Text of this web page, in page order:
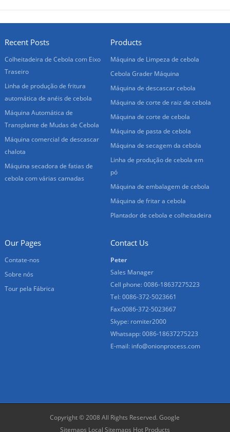
Recent Posts
Colheitadeira de Cebola com Eixo
Traseiro
Linha de produção de fritura
automática de anéis de cebola
Máquina Automática de
Transplante de Mudas de Cebola
Máquina comercial de descascar
chalota
Máquina secadora de fatias de
cebola com várias camadas
Products
Máquina de Limpeza de cebola
Cebola Grader Máquina
Máquina de descascar cebola
Máquina de corte de raiz de cebola
Máquina de corte de cebola
Máquina de pasta de cebola
Máquina de secagem da cebola
Linha de produção de cebola em
pó
Máquina de embalagem de cebola
Máquina de fritar a cebola
Plantador de cebola e colheitadeira
Our Pages
Contate-nos
Sobre nós
Tour pela Fábrica
Contact Us
Peter
Sales Manager
Cell phone: 0086-18637275223
Tel: 0086-372-5023661
Fax:0086-372-5023667
Skype: romiter2000
Whatsapp: 0086-18637275223
E-mail: info@onionprocess.com
Copyright © 2008 All Rights Reserved.Google
Sitemaps Local Sitemaps Hot Products